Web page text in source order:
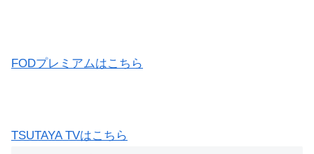
FODプレミアムはこちら
TSUTAYA TVはこちら